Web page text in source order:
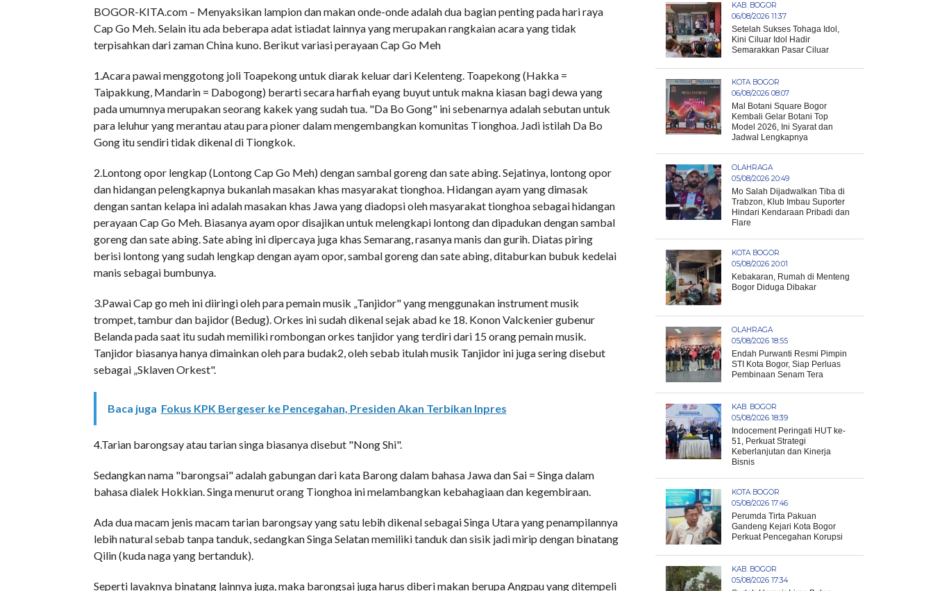
BOGOR-KITA.com – Menyaksikan lampion dan makan onde-onde adalah dua bagian penting pada hari raya
Cap Go Meh. Selain itu ada beberapa adat istiadat lainnya yang merupakan rangkaian acara yang tidak
terpisahkan dari zaman China kuno. Berikut variasi perayaan Cap Go Meh
1.Acara pawai menggotong joli Toapekong untuk diarak keluar dari Kelenteng. Toapekong (Hakka =
Taipakkung, Mandarin = Dabogong) berarti secara harfiah eyang buyut untuk makna kiasan bagi dewa yang
pada umumnya merupakan seorang kakek yang sudah tua. "Da Bo Gong" ini sebenarnya adalah sebutan untuk
para leluhur yang merantau atau para pioner dalam mengembangkan komunitas Tionghoa. Jadi istilah Da Bo
Gong itu sendiri tidak dikenal di Tiongkok.
2.Lontong opor lengkap (Lontong Cap Go Meh) dengan sambal goreng dan sate abing. Sejatinya, lontong opor
dan hidangan pelengkapnya bukanlah masakan khas masyarakat tionghoa. Hidangan ayam yang dimasak
dengan santan kelapa ini adalah masakan khas Jawa yang diadopsi oleh masyarakat tionghoa sebagai hidangan
perayaan Cap Go Meh. Biasanya ayam opor disajikan untuk melengkapi lontong dan dipadukan dengan sambal
goreng dan sate abing. Sate abing ini dipercaya juga khas Semarang, rasanya manis dan gurih. Diatas piring
berisi lontong yang sudah lengkap dengan ayam opor, sambal goreng dan sate abing, ditaburkan bubuk kedelai
manis sebagai bumbunya.
3.Pawai Cap go meh ini diiringi oleh para pemain musik „Tanjidor" yang menggunakan instrument musik
trompet, tambur dan bajidor (Bedug). Orkes ini sudah dikenal sejak abad ke 18. Konon Valckenier gubenur
Belanda pada saat itu sudah memiliki rombongan orkes tanjidor yang terdiri dari 15 orang pemain musik.
Tanjidor biasanya hanya dimainkan oleh para budak2, oleh sebab itulah musik Tanjidor ini juga sering disebut
sebagai „Sklaven Orkest".
Baca juga Fokus KPK Bergeser ke Pencegahan, Presiden Akan Terbikan Inpres
4.Tarian barongsay atau tarian singa biasanya disebut "Nong Shi".
Sedangkan nama "barongsai" adalah gabungan dari kata Barong dalam bahasa Jawa dan Sai = Singa dalam
bahasa dialek Hokkian. Singa menurut orang Tionghoa ini melambangkan kebahagiaan dan kegembiraan.
Ada dua macam jenis macam tarian barongsay yang satu lebih dikenal sebagai Singa Utara yang penampilannya
lebih natural sebab tanpa tanduk, sedangkan Singa Selatan memiliki tanduk dan sisik jadi mirip dengan binatang
Qilin (kuda naga yang bertanduk).
Seperti layaknya binatang lainnya juga, maka barongsai juga harus diberi makan berupa Angpau yang ditempeli
KAB. BOGOR
06/08/2026 11:37
Setelah Sukses Tohaga Idol,
Kini Ciluar Idol Hadir
Semarakkan Pasar Ciluar
KOTA BOGOR
06/08/2026 08:07
Mal Botani Square Bogor
Kembali Gelar Botani Top
Model 2026, Ini Syarat dan
Jadwal Lengkapnya
OLAHRAGA
05/08/2026 20:49
Mo Salah Dijadwalkan Tiba di
Trabzon, Klub Imbau Suporter
Hindari Kendaraan Pribadi dan
Flare
KOTA BOGOR
05/08/2026 20:01
Kebakaran, Rumah di Menteng
Bogor Diduga Dibakar
OLAHRAGA
05/08/2026 18:55
Endah Purwanti Resmi Pimpin
STI Kota Bogor, Siap Perluas
Pembinaan Senam Tera
KAB. BOGOR
05/08/2026 18:39
Indocement Peringati HUT ke-
51, Perkuat Strategi
Keberlanjutan dan Kinerja
Bisnis
KOTA BOGOR
05/08/2026 17:46
Perumda Tirta Pakuan
Gandeng Kejari Kota Bogor
Perkuat Pencegahan Korupsi
KAB. BOGOR
05/08/2026 17:34